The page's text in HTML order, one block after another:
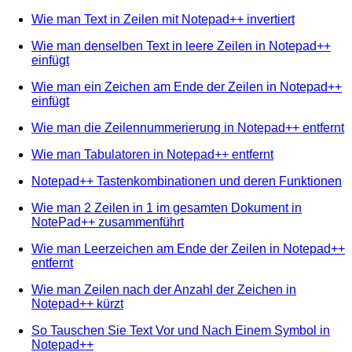
Wie man Text in Zeilen mit Notepad++ invertiert
Wie man denselben Text in leere Zeilen in Notepad++
einfügt
Wie man ein Zeichen am Ende der Zeilen in Notepad++
einfügt
Wie man die Zeilennummerierung in Notepad++ entfernt
Wie man Tabulatoren in Notepad++ entfernt
Notepad++ Tastenkombinationen und deren Funktionen
Wie man 2 Zeilen in 1 im gesamten Dokument in
NotePad++ zusammenführt
Wie man Leerzeichen am Ende der Zeilen in Notepad++
entfernt
Wie man Zeilen nach der Anzahl der Zeichen in
Notepad++ kürzt
So Tauschen Sie Text Vor und Nach Einem Symbol in
Notepad++